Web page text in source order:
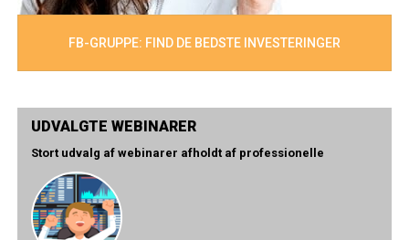
FB-GRUPPE: FIND DE BEDSTE INVESTERINGER
UDVALGTE WEBINARER
Stort udvalg af webinarer afholdt af professionelle